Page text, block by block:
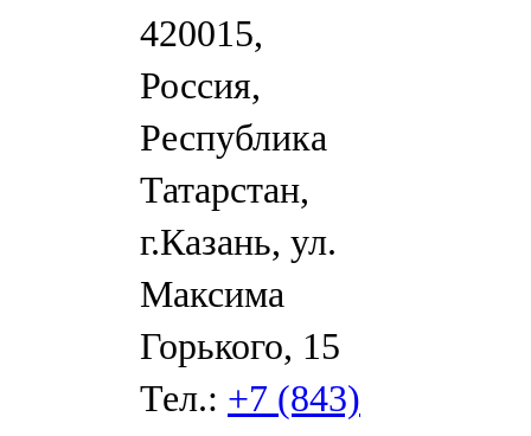
420015,
Россия,
Республика
Татарстан,
г.Казань, ул.
Максима
Горького, 15
Тел.: +7 (843)